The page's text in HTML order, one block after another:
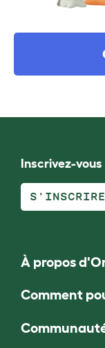
Inscrivez-
S'INSCRIRE
À propos
Comment